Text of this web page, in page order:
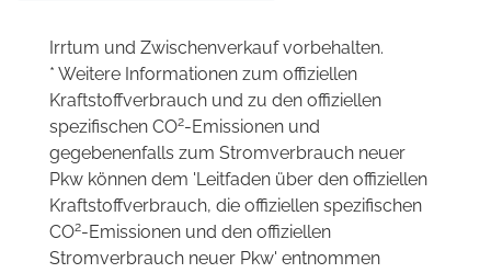
Irrtum und Zwischenverkauf vorbehalten.
* Weitere Informationen zum offiziellen
Kraftstoffverbrauch und zu den offiziellen
spezifischen CO2-Emissionen und
gegebenenfalls zum Stromverbrauch neuer
Pkw können dem 'Leitfaden über den offiziellen
Kraftstoffverbrauch, die offiziellen spezifischen
CO2-Emissionen und den offiziellen
Stromverbrauch neuer Pkw' entnommen